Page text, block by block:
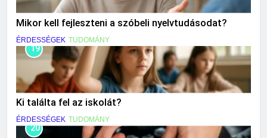
Mikor kell fejleszteni a szóbeli nyelvtudásodat?
ÉRDESSÉGEK TUDOMÁNY
19
Ki találta fel az iskolát?
ÉRDESSÉGEK TUDOMÁNY
20